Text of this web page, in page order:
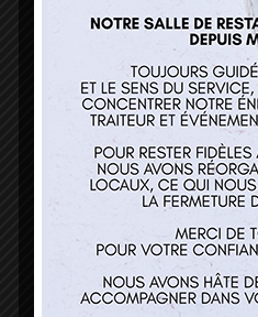
contact@atelierdeguillaume.fr
03 89 22 37 08
Nos services
Traiteur et événementiel